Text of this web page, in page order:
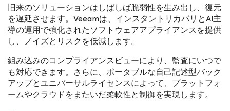
旧来のソリューションはしばしば脆弱性を生み出し、復元
を遅延させます。Veeamは、インスタントリカバリとAI主
導の運用で強化されたソフトウェアアプライアンスを提供
し、ノイズとリスクを低減します。
組み込みのコンプライアンスビューにより、監査にいつで
も対応できます。さらに、ポータブルな自己記述型バック
アップとユニバーサルライセンスによって、プラットフォ
ームやクラウドをまたいだ柔軟性と制御を実現します。